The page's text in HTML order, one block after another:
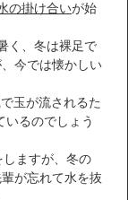
の掛け合いが始
く、冬は裸足で
今では懐かしい
玉が流されるた
いるのでしょう
しますが、冬の
が忘れて水を抜